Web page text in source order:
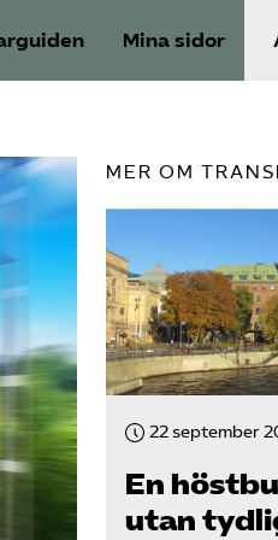
Mina sidor
Våra frågor
Aktiviteter
MER OM
22 september
En
utan